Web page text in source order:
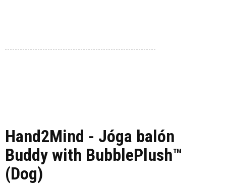
Hand2Mind - Jóga balón
Buddy with BubblePlush™
(Dog)